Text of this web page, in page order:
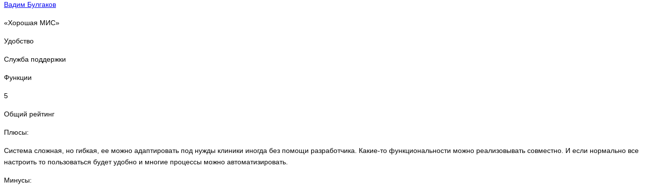
Вадим Булгаков
«Хорошая МИС»
Удобство
Служба поддержки
Функции
5
Общий рейтинг
Плюсы:
Система сложная, но гибкая, ее можно адаптировать под нужды клиники иногда без помощи разработчика. Какие-то функциональности можно реализовывать совместно. И если нормально все
настроить то пользоваться будет удобно и многие процессы можно автоматизировать.
Минусы: